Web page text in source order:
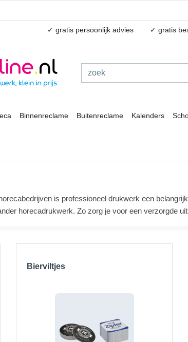
✓ gratis persoonlijk advies ✓ gratis
Binnenreclame Buitenreclame Kalenders
is professioneel drukwerk een
horecadrukwerk. Zo zorg je voor een verzorgde
Bierviltjes